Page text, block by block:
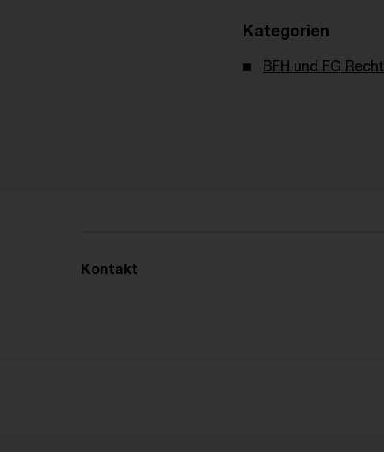
Kategorien
BFH und FG
Kontakt